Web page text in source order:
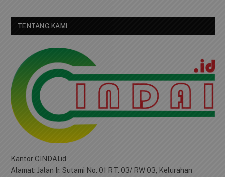
TENTANG KAMI
Kantor CINDAI.id
Alamat: Jalan Ir. Sutami No. 01 RT. 03/ RW 03, Kelurahan